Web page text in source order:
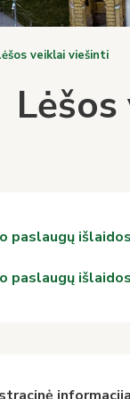
veiklai viešinti
paslaugų išlaidos
paslaugų išlaidos